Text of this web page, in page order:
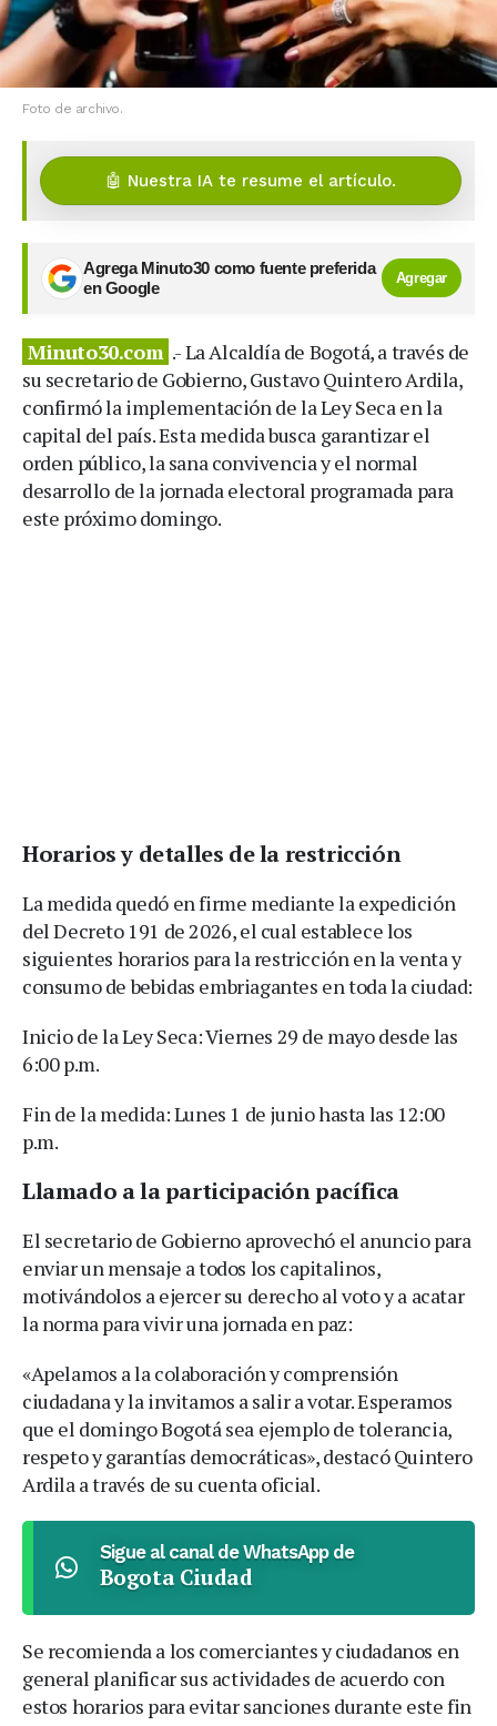
Foto de archivo.
🤖 Nuestra IA te resume el artículo.
Agrega Minuto30 como fuente preferida
en Google
Agregar
Minuto30.com .- La Alcaldía de Bogotá, a través de
su secretario de Gobierno, Gustavo Quintero Ardila,
confirmó la implementación de la Ley Seca en la
capital del país. Esta medida busca garantizar el
orden público, la sana convivencia y el normal
desarrollo de la jornada electoral programada para
este próximo domingo.
Horarios y detalles de la restricción
La medida quedó en firme mediante la expedición
del Decreto 191 de 2026, el cual establece los
siguientes horarios para la restricción en la venta y
consumo de bebidas embriagantes en toda la ciudad:
Inicio de la Ley Seca: Viernes 29 de mayo desde las
6:00 p.m.
Fin de la medida: Lunes 1 de junio hasta las 12:00
p.m.
Llamado a la participación pacífica
El secretario de Gobierno aprovechó el anuncio para
enviar un mensaje a todos los capitalinos,
motivándolos a ejercer su derecho al voto y a acatar
la norma para vivir una jornada en paz:
«Apelamos a la colaboración y comprensión
ciudadana y la invitamos a salir a votar. Esperamos
que el domingo Bogotá sea ejemplo de tolerancia,
respeto y garantías democráticas», destacó Quintero
Ardila a través de su cuenta oficial.
Sigue al canal de WhatsApp de
Bogota Ciudad
Se recomienda a los comerciantes y ciudadanos en
general planificar sus actividades de acuerdo con
estos horarios para evitar sanciones durante este fin